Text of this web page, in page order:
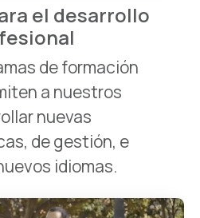
el desarrollo
de formación
a nuestros
nuevas
de gestión, e
idiomas.